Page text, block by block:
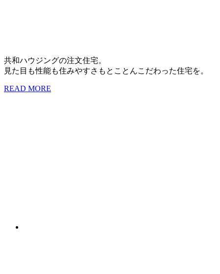
共和ハウジングの注文住宅。
見た目も性能も住みやすさもとことんこだわった住宅を。
READ MORE